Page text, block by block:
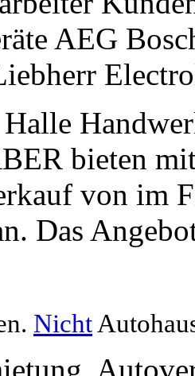
AEG
bieten
von im
Das
Nicht